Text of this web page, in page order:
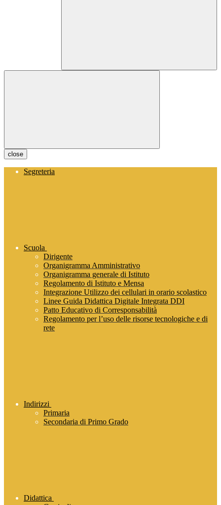
close
Segreteria
Scuola
Dirigente
Organigramma Amministrativo
Organigramma generale di Istituto
Regolamento di Istituto e Mensa
Integrazione Utilizzo dei cellulari in orario scolastico
Linee Guida Didattica Digitale Integrata DDI
Patto Educativo di Corresponsabilità
Regolamento per l’uso delle risorse tecnologiche e di
rete
Indirizzi
Primaria
Secondaria di Primo Grado
Didattica